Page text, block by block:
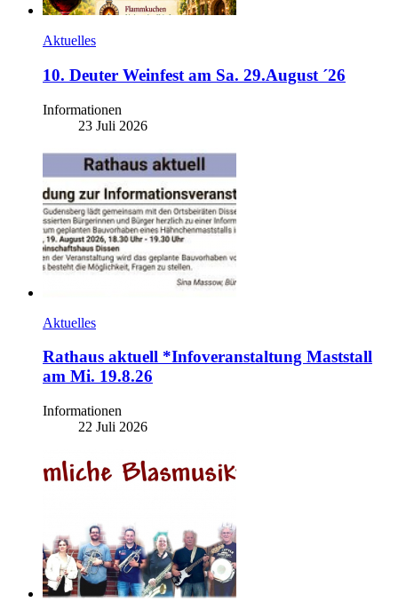
Aktuelles
10. Deuter Weinfest am Sa. 29.August ´26
Informationen
23 Juli 2026
Aktuelles
Rathaus aktuell *Infoveranstaltung Maststall
am Mi. 19.8.26
Informationen
22 Juli 2026